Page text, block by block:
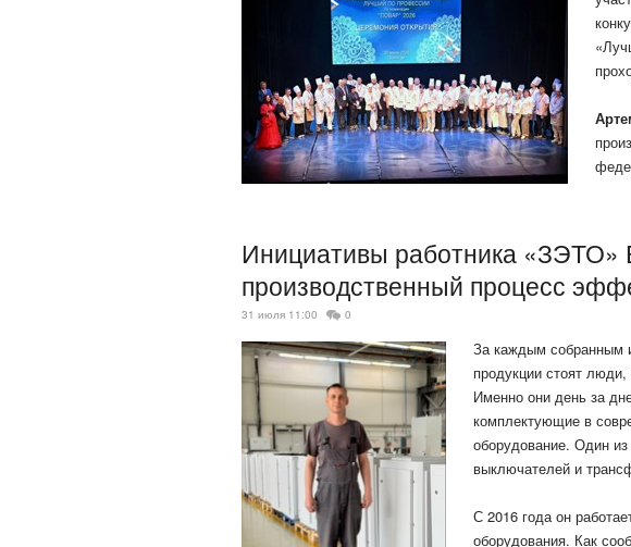
Инициативы работника
производственный процесс
31 июля 11:00 0
За каждым собранным
продукции стоят
Именно они день за
комплектующие в
оборудование. Один
выключателей и
С 2016 года он
оборудования. Как